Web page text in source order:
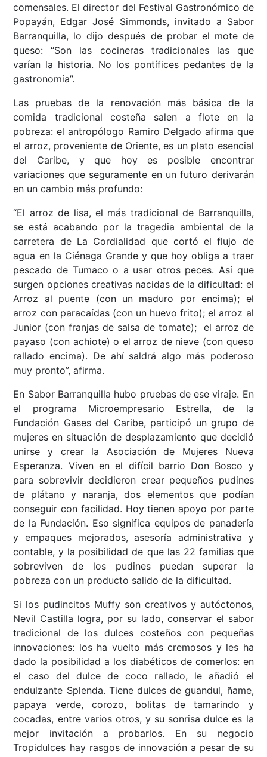
comensales. El director del Festival Gastronómico de
Popayán, Edgar José Simmonds, invitado a Sabor
Barranquilla, lo dijo después de probar el mote de
queso: “Son las cocineras tradicionales las que
varían la historia. No los pontífices pedantes de la
gastronomía”.
Las pruebas de la renovación más básica de la
comida tradicional costeña salen a flote en la
pobreza: el antropólogo Ramiro Delgado afirma que
el arroz, proveniente de Oriente, es un plato esencial
del Caribe, y que hoy es posible encontrar
variaciones que seguramente en un futuro derivarán
en un cambio más profundo:
“El arroz de lisa, el más tradicional de Barranquilla,
se está acabando por la tragedia ambiental de la
carretera de La Cordialidad que cortó el flujo de
agua en la Ciénaga Grande y que hoy obliga a traer
pescado de Tumaco o a usar otros peces. Así que
surgen opciones creativas nacidas de la dificultad: el
Arroz al puente (con un maduro por encima); el
arroz con paracaídas (con un huevo frito); el arroz al
Junior (con franjas de salsa de tomate); el arroz de
payaso (con achiote) o el arroz de nieve (con queso
rallado encima). De ahí saldrá algo más poderoso
muy pronto”, afirma.
En Sabor Barranquilla hubo pruebas de ese viraje. En
el programa Microempresario Estrella, de la
Fundación Gases del Caribe, participó un grupo de
mujeres en situación de desplazamiento que decidió
unirse y crear la Asociación de Mujeres Nueva
Esperanza. Viven en el difícil barrio Don Bosco y
para sobrevivir decidieron crear pequeños pudines
de plátano y naranja, dos elementos que podían
conseguir con facilidad. Hoy tienen apoyo por parte
de la Fundación. Eso significa equipos de panadería
y empaques mejorados, asesoría administrativa y
contable, y la posibilidad de que las 22 familias que
sobreviven de los pudines puedan superar la
pobreza con un producto salido de la dificultad.
Si los pudincitos Muffy son creativos y autóctonos,
Nevil Castilla logra, por su lado, conservar el sabor
tradicional de los dulces costeños con pequeñas
innovaciones: los ha vuelto más cremosos y les ha
dado la posibilidad a los diabéticos de comerlos: en
el caso del dulce de coco rallado, le añadió el
endulzante Splenda. Tiene dulces de guandul, ñame,
papaya verde, corozo, bolitas de tamarindo y
cocadas, entre varios otros, y su sonrisa dulce es la
mejor invitación a probarlos. En su negocio
Tropidulces hay rasgos de innovación a pesar de su